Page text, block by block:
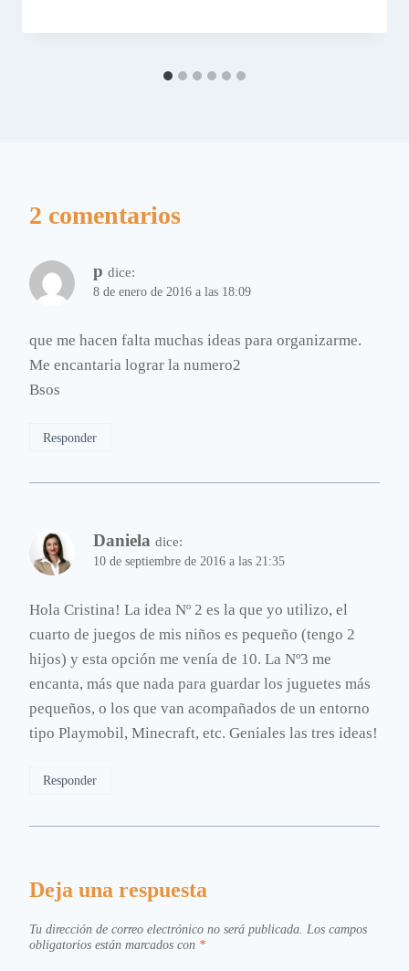
2 comentarios
p dice:
8 de enero de 2016 a las 18:09
que me hacen falta muchas ideas para organizarme.
Me encantaria lograr la numero2
Bsos
Responder
Daniela dice:
10 de septiembre de 2016 a las 21:35
Hola Cristina! La idea Nº 2 es la que yo utilizo, el
cuarto de juegos de mis niños es pequeño (tengo 2
hijos) y esta opción me venía de 10. La Nº3 me
encanta, más que nada para guardar los juguetes más
pequeños, o los que van acompañados de un entorno
tipo Playmobil, Minecraft, etc. Geniales las tres ideas!
Responder
Deja una respuesta
Tu dirección de correo electrónico no será publicada. Los campos
obligatorios están marcados con *